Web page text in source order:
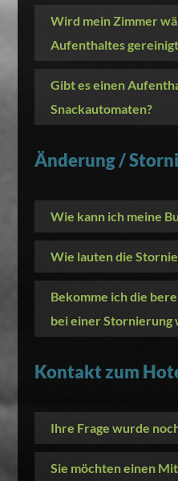
Wird mein Zimmer
Aufenthaltes
Gibt es einen
Snackautomaten?
Änderung /
Wie kann ich meine
Wie lauten die
Bekomme ich die
bei einer
Kontakt zum
Ihre Frage wurde
Sie möchten einen